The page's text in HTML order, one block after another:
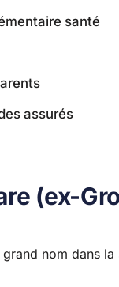
santé
assurés
(ex-
nom dans